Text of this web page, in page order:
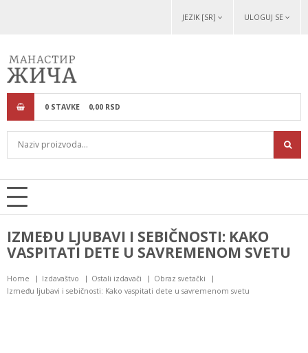
JEZIK [SR] ULOGUJ SE
0 STAVKE 0,00 RSD
IZMEĐU LJUBAVI I SEBIČNOSTI: KAKO
VASPITATI DETE U SAVREMENOM SVETU
Home Izdavaštvo Ostali izdavači
Obraz svetački
Između ljubavi i sebičnosti: Kako vaspitati dete u savremenom svetu